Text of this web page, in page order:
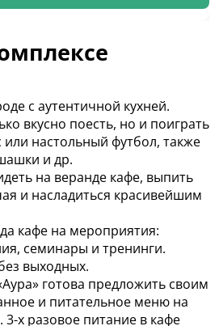
с аутентичной кухней.
вкусно поесть, но и поиграть
настольный футбол, также
и др.
на веранде кафе, выпить
и насладиться красивейшим
кафе на мероприятия:
семинары и тренинги.
выходных.
готова предложить своим
и питательное меню на
3-х разовое питание в кафе